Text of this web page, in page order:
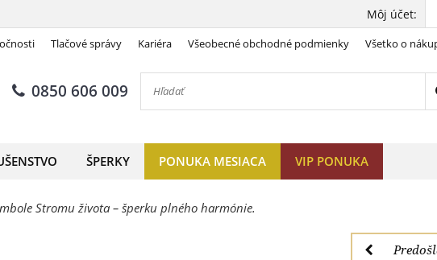
Môj účet:
Tlačové správy Kariéra Všeobecné obchodné podmienky Všetko o
0850 606 009
ŠPERKY PONUKA MESIACA VIP PONUKA
Stromu života – šperku plného harmónie.
Strom života